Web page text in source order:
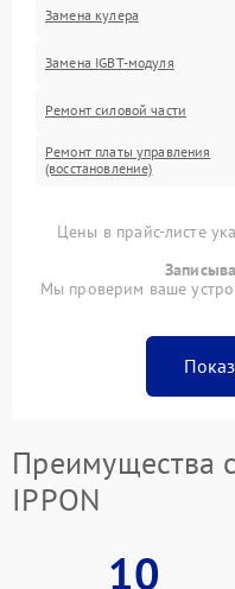
Замена кулера
Замена IGBT-модуля
Ремонт силовой части
Ремонт платы управления
(восстановление)
Цены в прайс-листе
Мы проверим ваше
Преимущества
IPPON
10